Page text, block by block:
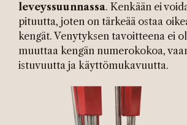
leveyssuunnassa. Kenkään ei
pituutta, joten on tärkeää ostaa
kengät. Venytyksen tavoitteena ei
muuttaa kengän numerokokoa,
istuvuutta ja käyttömukavuutta.